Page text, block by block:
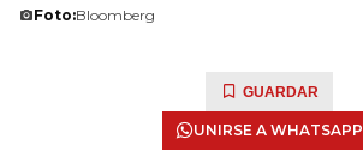
Foto:Bloomberg
GUARDAR
UNIRSE A WHATSAPP